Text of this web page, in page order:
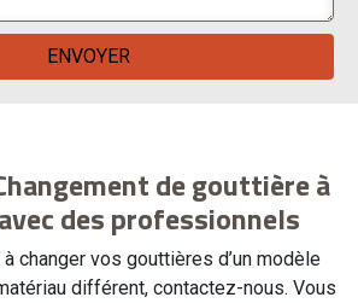
de gouttière à
des professionnels
changer vos gouttières d’un modèle
différent, contactez-nous. Vous